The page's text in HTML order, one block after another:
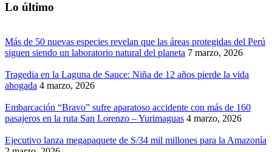
Lo último
Más de 50 nuevas especies revelan que las áreas protegidas del Perú
siguen siendo un laboratorio natural del planeta 7 marzo, 2026
Tragedia en la Laguna de Sauce: Niña de 12 años pierde la vida
ahogada 4 marzo, 2026
Embarcación “Bravo” sufre aparatoso accidente con más de 160
pasajeros en la ruta San Lorenzo – Yurimaguas 4 marzo, 2026
Ejecutivo lanza megapaquete de S/34 mil millones para la Amazonía